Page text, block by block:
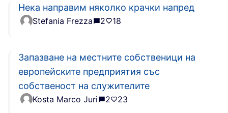
Нека направим няколко крачки напред
Stefania Frezza 2 18
Запазване на местните собственици на
европейските предприятия със
собственост на служителите
Kosta Marco Juri 2 23